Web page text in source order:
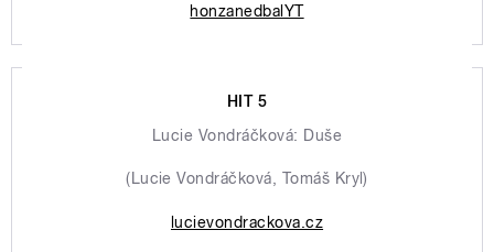
honzanedbalYT
HIT 5
Lucie Vondráčková: Duše
(Lucie Vondráčková, Tomáš Kryl)
lucievondrackova.cz